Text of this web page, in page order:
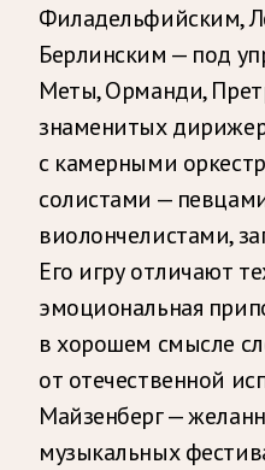
Филадельфийским,
Берлинским — под
Меты, Орманди,
знаменитых
с камерными
солистами —
виолончелистами,
Его игру отличают
эмоциональная
в хорошем смысле
от отечественной
Майзенберг —
музыкальных